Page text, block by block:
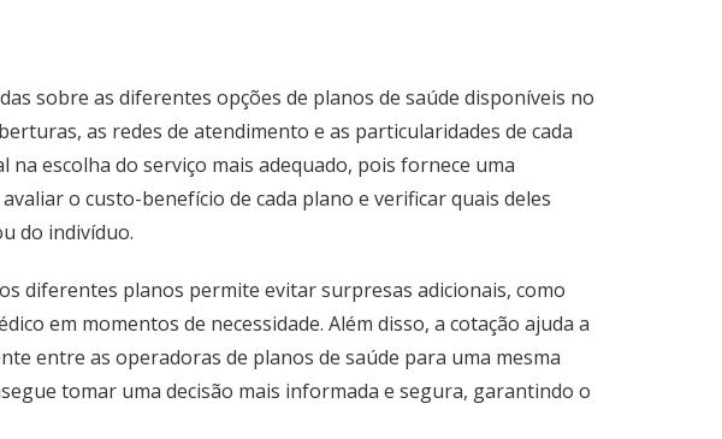
sobre as diferentes opções de planos de saúde disponíveis no
as redes de atendimento e as particularidades de cada
escolha do serviço mais adequado, pois fornece uma
o custo-benefício de cada plano e verificar quais deles
do indivíduo.
diferentes planos permite evitar surpresas adicionais, como
em momentos de necessidade. Além disso, a cotação ajuda a
entre as operadoras de planos de saúde para uma mesma
tomar uma decisão mais informada e segura, garantindo o